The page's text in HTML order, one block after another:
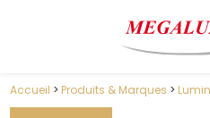
Accueil > Produits & Marques >